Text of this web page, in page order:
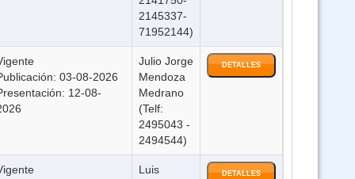
Ley 1178 SAFCO y DS23318-A responsabilidad por la funcion publica -
doble certificación (Virtual 24/7)
Código de las familias y del proceso familiar (Virtual Asincrónico 24/7)
Curso Ley 393 de servicios financieros - ON LINE (Virtual 24/7)
Curso BIOSEGURIDAD ODONTOLOGICA Virtual
2145337-
71952144)
03-08-2026
12-08-
Julio Jorge
Mendoza
Medrano
(Telf:
2495043 -
2494544)
DETALLES
Luis
DETALLES